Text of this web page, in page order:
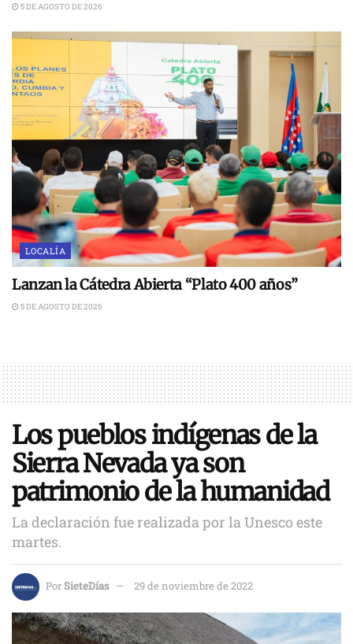
5 DE AGOSTO DE 2026
LOCALÍA
Lanzan la Cátedra Abierta “Plato 400 años”
5 DE AGOSTO DE 2026
Los pueblos indígenas de la
Sierra Nevada ya son
patrimonio de la humanidad
La declaración fue realizada por la Unesco este
martes.
PorSieteDías 29 de noviembre de 2022